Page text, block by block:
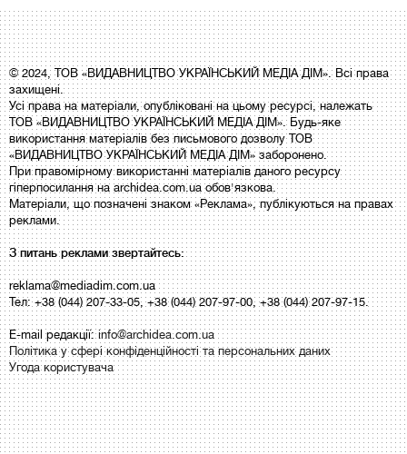
© 2024, ТОВ «ВИДАВНИЦТВО УКРАЇНСЬКИЙ МЕДІА ДІМ». Всі права
захищені.
Усі права на матеріали, опубліковані на цьому ресурсі, належать
ТОВ «ВИДАВНИЦТВО УКРАЇНСЬКИЙ МЕДІА ДІМ». Будь-яке
використання матеріалів без письмового дозволу ТОВ
«ВИДАВНИЦТВО УКРАЇНСЬКИЙ МЕДІА ДІМ» заборонено.
При правомірному використанні матеріалів даного ресурсу
гіперпосилання на archidea.com.ua обов'язкова.
Матеріали, що позначені знаком «Реклама», публікуються на правах
реклами.
З питань реклами звертайтесь:
reklama@mediadim.com.ua
Тел: +38 (044) 207-33-05, +38 (044) 207-97-00, +38 (044) 207-97-15.
E-mail редакції:info@archidea.com.ua
Політика у сфері конфіденційності та персональних даних
Угода користувача